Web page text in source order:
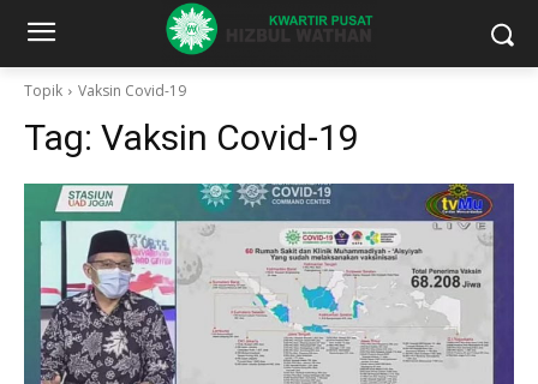
Topik Vaksin Covid-19
Tag: Vaksin Covid-19